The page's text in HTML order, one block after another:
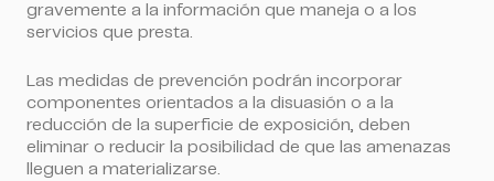
gravemente a la información que maneja o a los
servicios que presta.
Las medidas de prevención podrán incorporar
componentes orientados a la disuasión o a la
reducción de la superficie de exposición, deben
eliminar o reducir la posibilidad de que las amenazas
lleguen a materializarse.